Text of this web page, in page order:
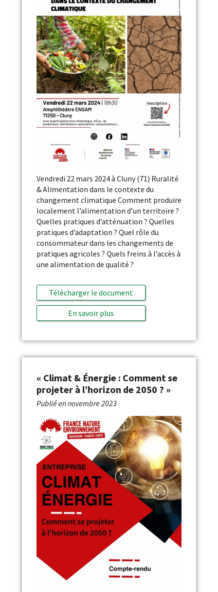
Vendredi 22 mars 2024 à Cluny (71) Ruralité
& Alimentation dans le contexte du
changement climatique Comment produire
localement l’alimentation d’un territoire ?
Quelles pratiques d’atténuation ? Quelles
pratiques d’adaptation ? Quel rôle du
consommateur dans les changements de
pratiques agricoles ? Quels freins à l’accès à
une alimentation de qualité ?
Télécharger le document
En savoir plus
« Climat & Énergie : Comment se
projeter à l’horizon de 2050 ? »
Publié ennovembre 2023